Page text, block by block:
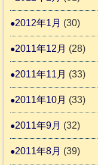
2012年1月 (30)
2011年12月 (28)
2011年11月 (33)
2011年10月 (33)
2011年9月 (32)
2011年8月 (39)